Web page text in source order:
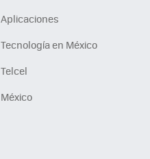
Aplicaciones
Tecnología en México
Telcel
México